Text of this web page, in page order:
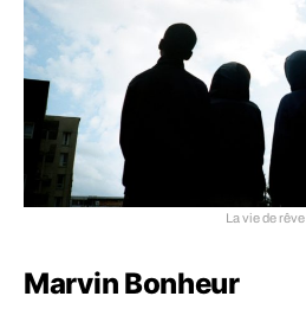
La vie de rêve
Marvin Bonheur